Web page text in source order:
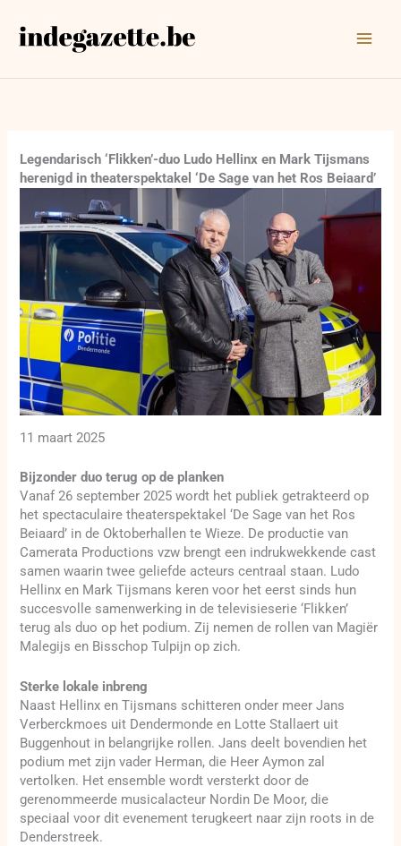
naar
Legendarisch ‘Flikken’-duo Ludo Hellinx en Mark Tijsmans
herenigd in theaterspektakel ‘De Sage van het Ros Beiaard’
11 maart 2025
Bijzonder duo terug op de planken
Vanaf 26 september 2025 wordt het publiek getrakteerd op
het spectaculaire theaterspektakel ‘De Sage van het Ros
Beiaard’ in de Oktoberhallen te Wieze. De productie van
Camerata Productions vzw brengt een indrukwekkende cast
samen waarin twee geliefde acteurs centraal staan. Ludo
Hellinx en Mark Tijsmans keren voor het eerst sinds hun
succesvolle samenwerking in de televisieserie ‘Flikken’
terug als duo op het podium. Zij nemen de rollen van Magiër
Malegijs en Bisschop Tulpijn op zich.
Sterke lokale inbreng
Naast Hellinx en Tijsmans schitteren onder meer Jans
Verberckmoes uit Dendermonde en Lotte Stallaert uit
Buggenhout in belangrijke rollen. Jans deelt bovendien het
podium met zijn vader Herman, die Heer Aymon zal
vertolken. Het ensemble wordt versterkt door de
gerenommeerde musicalacteur Nordin De Moor, die
speciaal voor dit evenement terugkeert naar zijn roots in de
Denderstreek.